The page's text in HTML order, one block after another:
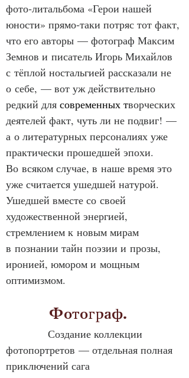
фото‑литальбома «Герои нашей
юности» прямо‑таки потряс тот факт,
что его авторы — фотограф Максим
Земнов и писатель Игорь Михайлов
с тёплой ностальгией рассказали не
о себе, — вот уж действительно
редкий для современных творческих
деятелей факт, чуть ли не подвиг! —
а о литературных персоналиях уже
практически прошедшей эпохи.
Во всяком случае, в наше время это
уже считается ушедшей натурой.
Ушедшей вместе со своей
художественной энергией,
стремлением к новым мирам
в познании тайн поэзии и прозы,
иронией, юмором и мощным
оптимизмом.
Фотограф.
Создание коллекции
фотопортретов — отдельная полная
приключений сага